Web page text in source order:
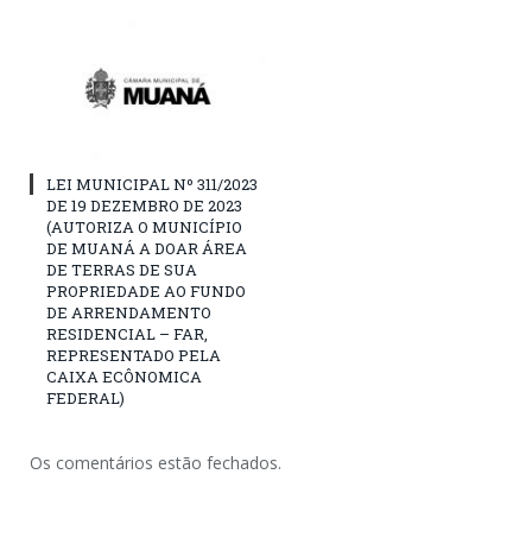
LEI MUNICIPAL Nº 311/2023
DE 19 DEZEMBRO DE 2023
(AUTORIZA O MUNICÍPIO
DE MUANÁ A DOAR ÁREA
DE TERRAS DE SUA
PROPRIEDADE AO FUNDO
DE ARRENDAMENTO
RESIDENCIAL – FAR,
REPRESENTADO PELA
CAIXA ECÔNOMICA
FEDERAL)
Os comentários estão fechados.